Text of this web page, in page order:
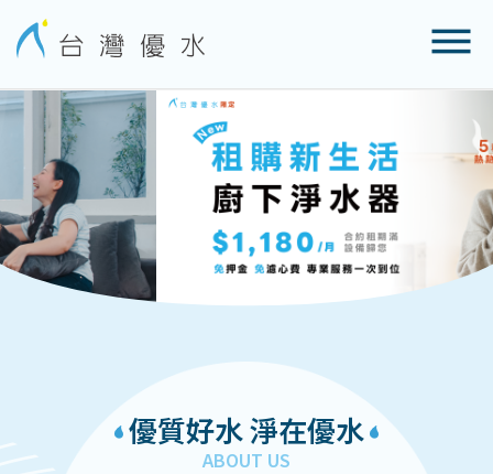
優質好水 淨在優水
ABOUT US